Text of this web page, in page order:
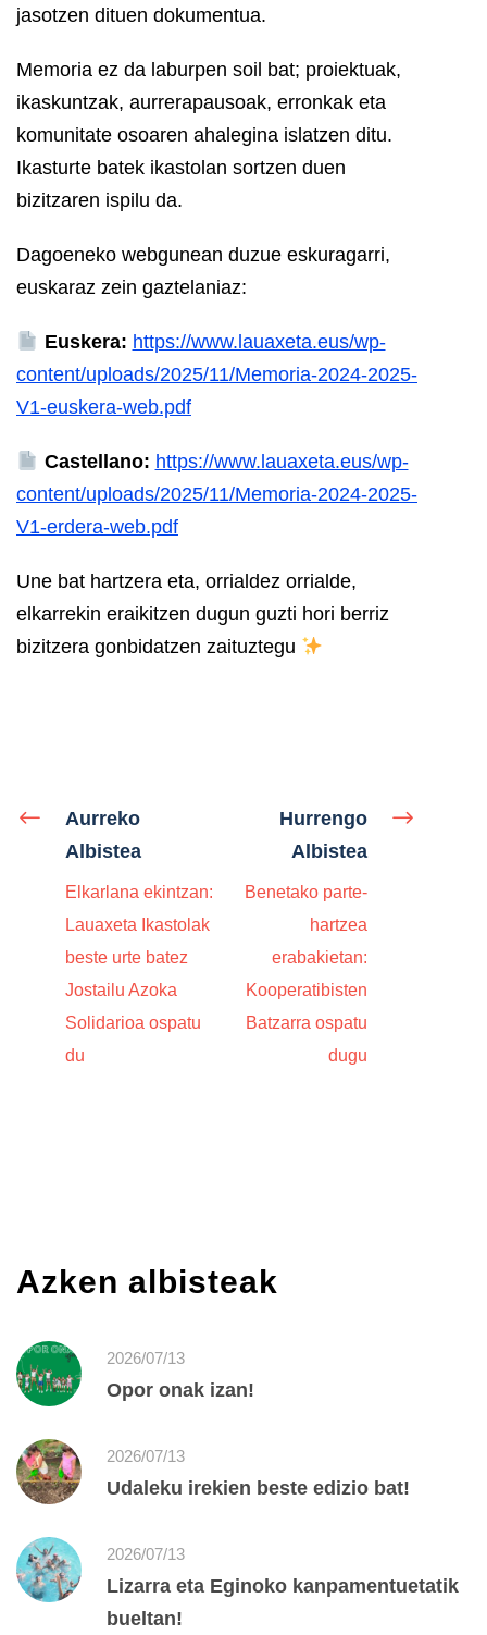
jasotzen dituen dokumentua.
Memoria ez da laburpen soil bat; proiektuak,
ikaskuntzak, aurrerapausoak, erronkak eta
komunitate osoaren ahalegina islatzen ditu.
Ikasturte batek ikastolan sortzen duen
bizitzaren ispilu da.
Dagoeneko webgunean duzue eskuragarri,
euskaraz zein gaztelaniaz:
Euskera: https://www.lauaxeta.eus/wp-
content/uploads/2025/11/Memoria-2024-2025-
V1-euskera-web.pdf
Castellano: https://www.lauaxeta.eus/wp-
content/uploads/2025/11/Memoria-2024-2025-
V1-erdera-web.pdf
Une bat hartzera eta, orrialdez orrialde,
elkarrekin eraikitzen dugun guzti hori berriz
bizitzera gonbidatzen zaituztegu
Aurreko
Albistea
Elkarlana ekintzan:
Lauaxeta Ikastolak
beste urte batez
Jostailu Azoka
Solidarioa ospatu
du
Hurrengo
Albistea
Benetako parte-
hartzea
erabakietan:
Kooperatibisten
Batzarra ospatu
dugu
Azken albisteak
2026/07/13
Opor onak izan!
2026/07/13
Udaleku irekien beste edizio bat!
2026/07/13
Lizarra eta Eginoko kanpamentuetatik
bueltan!